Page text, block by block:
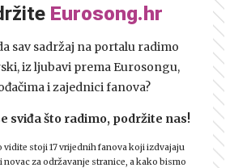
Eurosong.hr
sav sadržaj na portalu radimo
iz ljubavi prema Eurosongu,
i zajednici fanova?
sviđa što radimo, podržite nas!
vidite stoji 17 vrijednih fanova koji izdvajaju
novac za održavanje stranice, a kako bismo